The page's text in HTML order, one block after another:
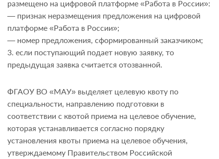
размещено на цифровой платформе «Работа в России»:
— признак неразмещения предложения на цифровой
платформе «Работа в России»;
— номер предложения, сформированный заказчиком;
3. если поступающий подает новую заявку, то
предыдущая заявка считается отозванной.
ФГАОУ ВО «МАУ» выделяет целевую квоту по
специальности, направлению подготовки в
соответствии с квотой приема на целевое обучение,
которая устанавливается согласно порядку
установления квоты приема на целевое обучения,
утверждаемому Правительством Российской